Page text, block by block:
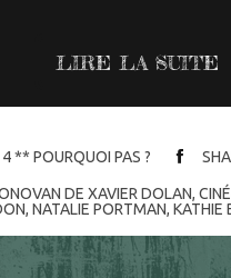
LIRE LA SUITE
4 ** POURQUOI PAS ?
DE XAVIER DOLAN,
, NATALIE PORTMAN, KATHIE